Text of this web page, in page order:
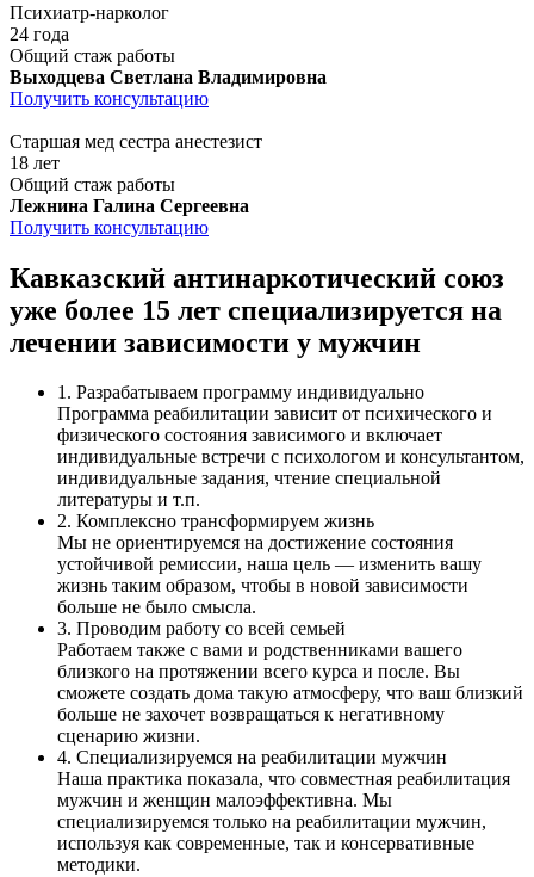
Психиатр-нарколог
24 года
Общий стаж работы
Выходцева Светлана Владимировна
Получить консультацию
Старшая мед сестра анестезист
18 лет
Общий стаж работы
Лежнина Галина Сергеевна
Получить консультацию
Кавказский антинаркотический союз
уже более 15 лет специализируется на
лечении зависимости у мужчин
1. Разрабатываем программу индивидуально
Программа реабилитации зависит от психического и
физического состояния зависимого и включает
индивидуальные встречи с психологом и консультантом,
индивидуальные задания, чтение специальной
литературы и т.п.
2. Комплексно трансформируем жизнь
Мы не ориентируемся на достижение состояния
устойчивой ремиссии, наша цель — изменить вашу
жизнь таким образом, чтобы в новой зависимости
больше не было смысла.
3. Проводим работу со всей семьей
Работаем также с вами и родственниками вашего
близкого на протяжении всего курса и после. Вы
сможете создать дома такую атмосферу, что ваш близкий
больше не захочет возвращаться к негативному
сценарию жизни.
4. Специализируемся на реабилитации мужчин
Наша практика показала, что совместная реабилитация
мужчин и женщин малоэффективна. Мы
специализируемся только на реабилитации мужчин,
используя как современные, так и консервативные
методики.